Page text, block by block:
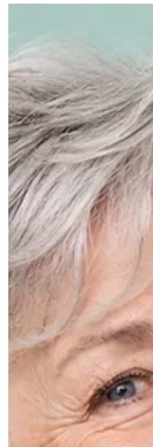
vor 3 Tagen 5 Min. Lesezeit
Ambulante Pflege
Ambulante Pflege zuhause
Angehörige Leistungen, Zeiten,
Kommunikation sicher,